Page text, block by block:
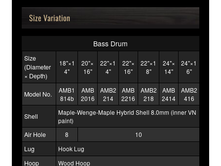
Size Variation
Bass Drum
Size
(Diameter
× Depth)
18"×1
4"
20"×
16"
22"×1
4"
22"×
16"
22"×1
8"
24"×
14"
24"×1
6"
Model No.
AMB1
814b
AMB
2016
AMB2
214
AMB
2216
AMB2
218
AMB
2414
AMB2
416
Shell
Maple-Wenge-Maple Hybrid Shell 8.0mm (inner VN
paint)
Air Hole 8 10
Lug Hook Lug
Hoop Wood Hoop